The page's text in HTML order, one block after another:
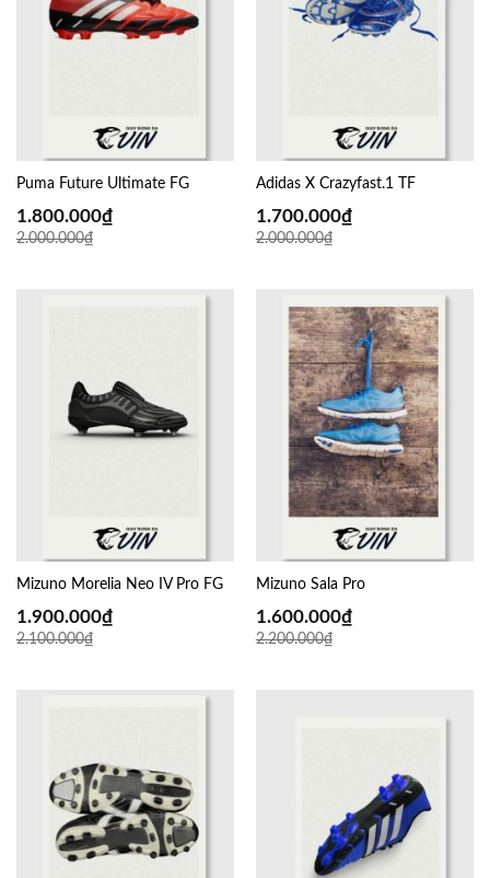
Puma Future Ultimate FG
2.000.000₫
1.800.000₫
Adidas X Crazyfast.1 TF
2.000.000₫
1.700.000₫
Mizuno Morelia Neo IV Pro FG
2.100.000₫
1.900.000₫
Mizuno Sala Pro
2.200.000₫
1.600.000₫